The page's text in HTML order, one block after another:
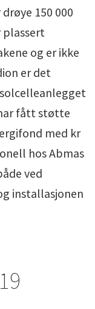
150 000
plassert
og er ikke
er det
fått støtte
med kr
hos Abmas
ved
installasjonen